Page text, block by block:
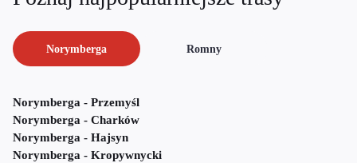
Norymberga Romny
Norymberga - Przemyśl
Norymberga - Charków
Norymberga - Hajsyn
Norymberga - Kropywnycki